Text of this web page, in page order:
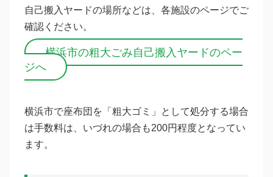
自己搬入ヤードの場所などは、各施設のページでご
確認ください。
横浜市の粗大ごみ自己搬入ヤードのペー
ジへ
横浜市で座布団を「粗大ゴミ」として処分する場合
は手数料は、いづれの場合も200円程度となってい
ます。